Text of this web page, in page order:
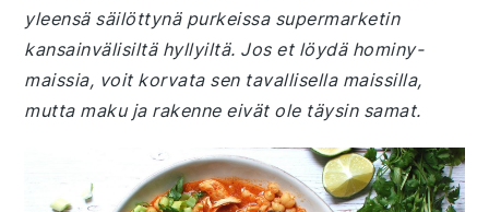
yleensä säilöttynä purkeissa supermarketin
kansainvälisiltä hyllyiltä. Jos et löydä hominy-
maissia, voit korvata sen tavallisella maissilla,
mutta maku ja rakenne eivät ole täysin samat.